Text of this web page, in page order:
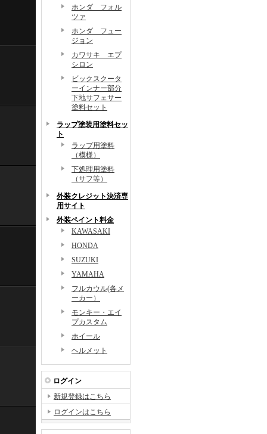
ホンダ フォル
ツァ
ホンダ フュー
ジョン
カワサキ エプ
シロン
ビックスクータ
ーインナー部分
下地サフェサー
塗料セット
ラップ塗装用塗料セッ
ト
ラップ用塗料
（模様）
下処理用塗料
（サフ等）
外装クレジット決済専
用サイト
外装ペイント料金
KAWASAKI
HONDA
SUZUKI
YAMAHA
フルカウル(各メ
ーカー）
モンキー・エイ
プカスタム
ホイール
ヘルメット
ログイン
新規登録はこちら
ログインはこちら